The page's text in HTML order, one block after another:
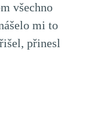
všechno
mi to
přinesl